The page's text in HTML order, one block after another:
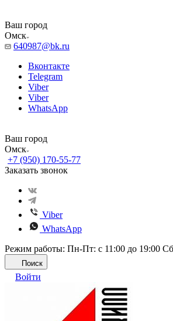
Ваш город
Омск
640987@bk.ru
Вконтакте
Telegram
Viber
Viber
WhatsApp
Ваш город
Омск
+7 (950) 170-55-77
Заказать звонок
Viber
WhatsApp
Режим работы: Пн-Пт: с 11:00 до 19:00
Поиск
Войти